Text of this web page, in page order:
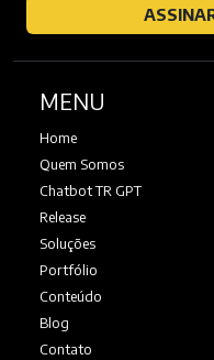
MENU
Home
Quem Somos
Chatbot TR GPT
Release
Soluções
Portfólio
Conteúdo
Blog
Contato